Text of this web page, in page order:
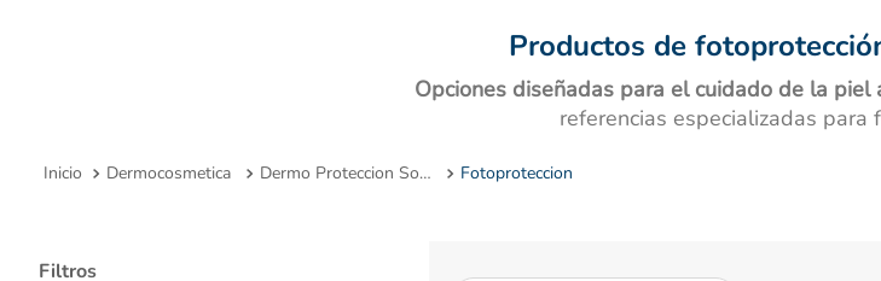
Productos de
Opciones diseñadas para el cuidado de la piel
referencias especializadas para
Dermocosmetica Dermo Proteccion Solar Fotoproteccion
Filtros
nivea